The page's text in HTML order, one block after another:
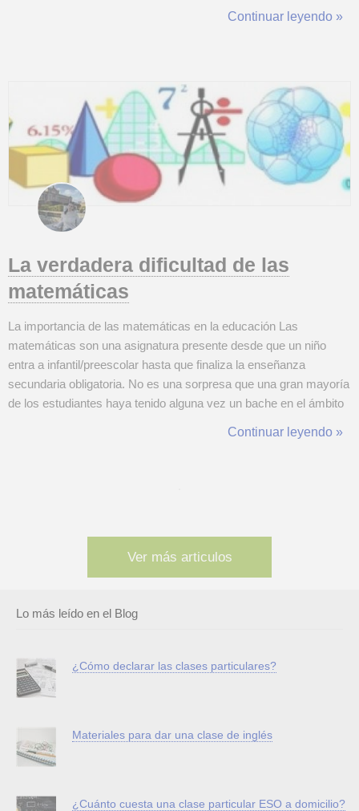
Continuar leyendo »
La verdadera dificultad de las
matemáticas
La importancia de las matemáticas en la educación Las
matemáticas son una asignatura presente desde que un niño
entra a infantil/preescolar hasta que finaliza la enseñanza
secundaria obligatoria. No es una sorpresa que una gran mayoría
de los estudiantes haya tenido alguna vez un bache en el ámbito
entender las matemáticas La clave de las matemáticas está en el
Continuar leyendo »
Ver más articulos
Lo más leído en el Blog
¿Cómo declarar las clases particulares?
Materiales para dar una clase de inglés
¿Cuánto cuesta una clase particular ESO a domicilio?